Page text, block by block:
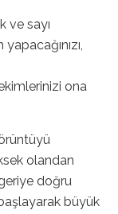
ve sayı
ona
olandan
doğru
büyük